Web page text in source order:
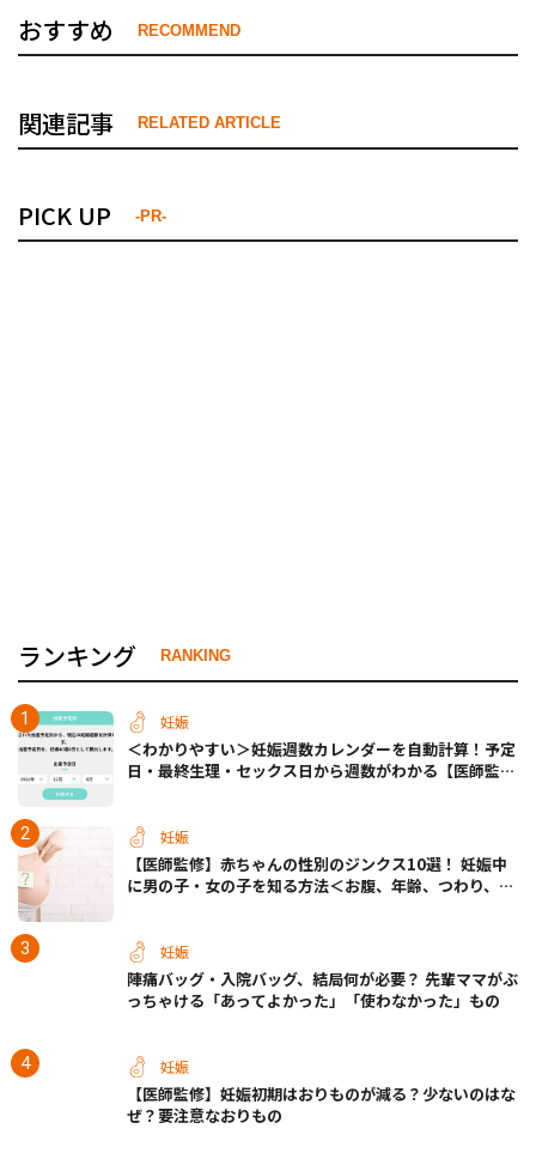
おすすめ RECOMMEND
関連記事 RELATED ARTICLE
PICK UP -PR-
ランキング RANKING
妊娠
＜わかりやすい＞妊娠週数カレンダーを自動計算！予定
日・最終生理・セックス日から週数がわかる【医師監
妊娠
【医師監修】赤ちゃんの性別のジンクス10選！ 妊娠中
に男の子・女の子を知る方法＜お腹、年齢、つわり、胎
妊娠
陣痛バッグ・入院バッグ、結局何が必要？ 先輩ママがぶ
っちゃける「あってよかった」「使わなかった」もの
妊娠
【医師監修】妊娠初期はおりものが減る？少ないのはな
ぜ？要注意なおりもの